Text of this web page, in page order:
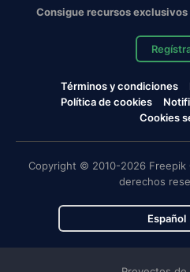
Consigue recursos
Términos y condiciones
Política de cookies
Cookies
Copyright © 2010-2026 Freepik
derechos
Español